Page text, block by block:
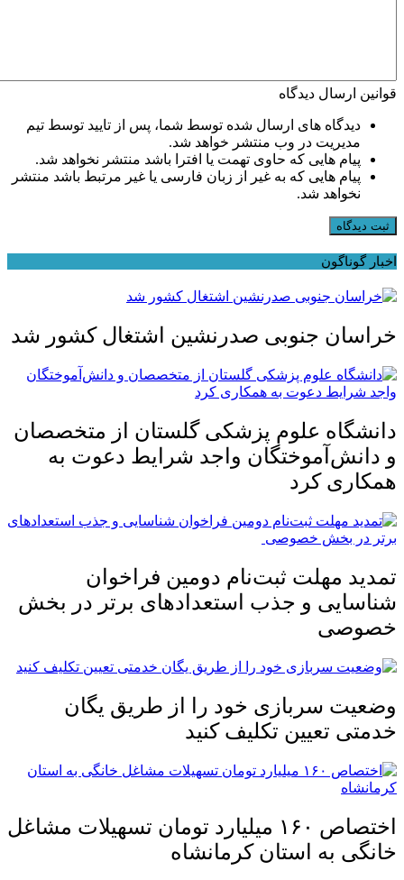
قوانین ارسال دیدگاه
دیدگاه های ارسال شده توسط شما، پس از تایید توسط تیم
مدیریت در وب منتشر خواهد شد.
پیام هایی که حاوی تهمت یا افترا باشد منتشر نخواهد شد.
پیام هایی که به غیر از زبان فارسی یا غیر مرتبط باشد منتشر
نخواهد شد.
ثبت دیدگاه
اخبار گوناگون
خراسان جنوبی صدرنشین اشتغال کشور شد
دانشگاه علوم پزشکی گلستان از متخصصان
و دانش‌آموختگان واجد شرایط دعوت به
همکاری کرد
تمدید مهلت ثبت‌نام دومین فراخوان
شناسایی و جذب استعدادهای برتر در بخش
خصوصی
وضعیت سربازی خود را از طریق یگان
خدمتی تعیین تکلیف کنید
اختصاص ۱۶۰ میلیارد تومان تسهیلات مشاغل
خانگی به استان کرمانشاه